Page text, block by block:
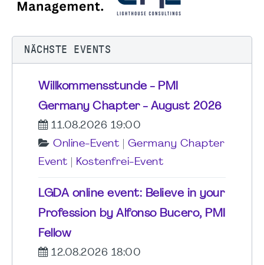
NÄCHSTE EVENTS
Willkommensstunde - PMI
Germany Chapter - August 2026
11.08.2026 19:00
Online-Event
Germany Chapter
Event
Kostenfrei-Event
LGDA online event: Believe in your
Profession by Alfonso Bucero, PMI
Fellow
12.08.2026 18:00